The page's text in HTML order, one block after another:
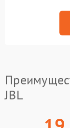
JBL